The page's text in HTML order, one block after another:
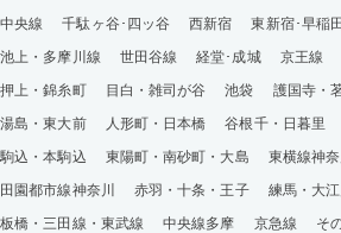
中央線
千駄ヶ谷･四ッ谷 西新宿 東新宿･早稲田
池上・多摩川線
世田谷線 経堂･成城 京王線
押上・錦糸町
目白・雑司が谷 池袋 護国寺・
湯島・東大前
人形町・日本橋 谷根千・日暮里
駒込・本駒込
東陽町・南砂町・大島 東横線神奈
田園都市線神奈川
赤羽・十条・王子
練馬・大
板橋・三田線・東武線
中央線多摩 京急線 そ